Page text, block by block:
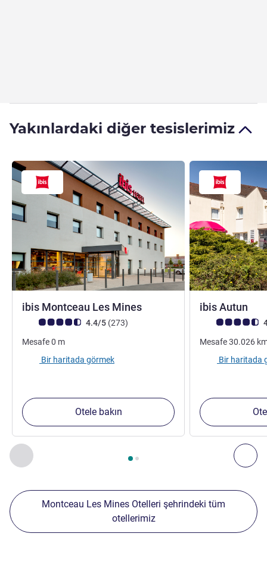
Yakınlardaki diğer tesislerimiz
Önceki - Yakınlardaki diğer tesislerimiz
Sayfa , Yakınlardaki diğer tesislerimiz 1 :, Yakınlardaki
ibis Montceau Les Mines
Avis müşterileri puanı (ALL Puanlama)
4.4/5 (273görüş
)
Mesafe0 m
Bir haritada görmek
Otele bakın
ibis Autun
Avis müşterileri
Mesafe30.026
Bir haritada
Montceau Les Mines Otelleri şehrindeki tüm
otellerimiz